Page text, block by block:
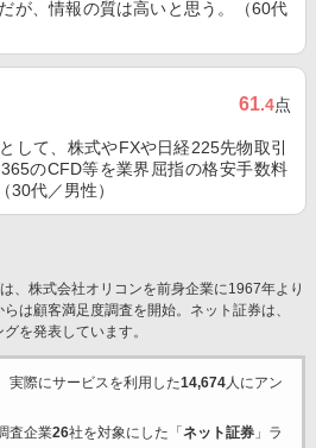
が、情報の質は高いと思う。（60代
61.4点
して、株式やFXや日経225先物取引
のCFD等を業界屈指の格安手数料
30代／男性）
、株式会社オリコンを前身企業に1967年より
は顧客満足度調査を開始。ネット証券は、
を発表しています。
実際にサービスを利用した14,674人にアン
査企業26社を対象にした「 ネット証券」ラ